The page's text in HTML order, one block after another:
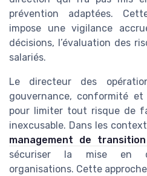
prévention adaptées.
impose une vigilance
décisions, l’évaluation des
salariés.
Le directeur des
gouvernance, conformité
pour limiter tout risque de
inexcusable. Dans les
management de
sécuriser la mise en
organisations. Cette